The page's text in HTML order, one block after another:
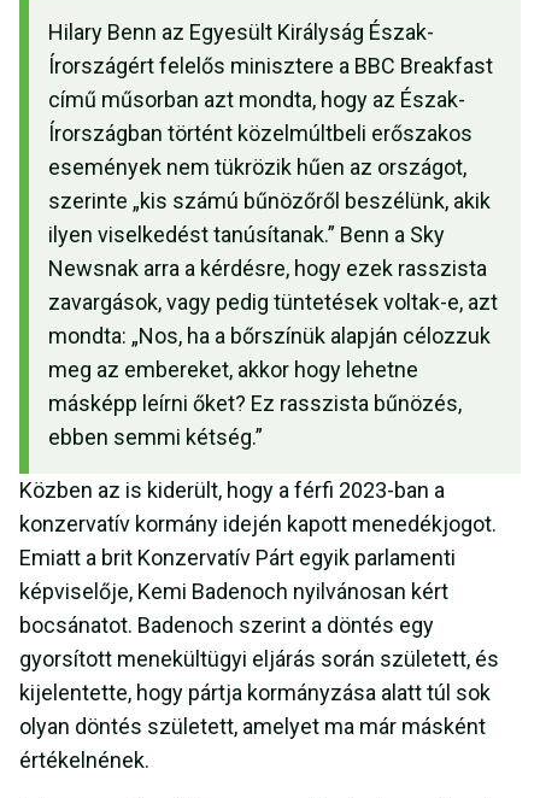
Hilary Benn az Egyesült Királyság Észak-
Írországért felelős minisztere a BBC Breakfast
című műsorban azt mondta, hogy az Észak-
Írországban történt közelmúltbeli erőszakos
események nem tükrözik hűen az országot,
szerinte „kis számú bűnözőről beszélünk, akik
ilyen viselkedést tanúsítanak.” Benn a Sky
Newsnak arra a kérdésre, hogy ezek rasszista
zavargások, vagy pedig tüntetések voltak-e, azt
mondta: „Nos, ha a bőrszínük alapján célozzuk
meg az embereket, akkor hogy lehetne
másképp leírni őket? Ez rasszista bűnözés,
ebben semmi kétség.”
Közben az is kiderült, hogy a férfi 2023-ban a
konzervatív kormány idején kapott menedékjogot.
Emiatt a brit Konzervatív Párt egyik parlamenti
képviselője, Kemi Badenoch nyilvánosan kért
bocsánatot. Badenoch szerint a döntés egy
gyorsított menekültügyi eljárás során született, és
kijelentette, hogy pártja kormányzása alatt túl sok
olyan döntés született, amelyet ma már másként
értékelnének.